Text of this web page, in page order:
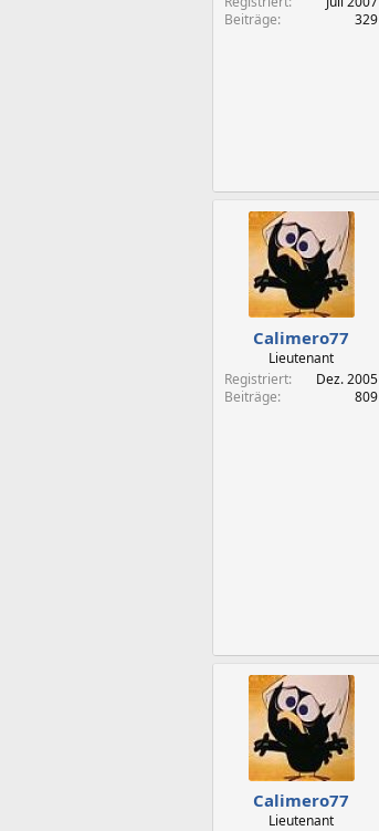
Beiträge
329
Calimero77
Lieutenant
Registriert
Dez. 2005
Beiträge
809
Calimero77
Lieutenant